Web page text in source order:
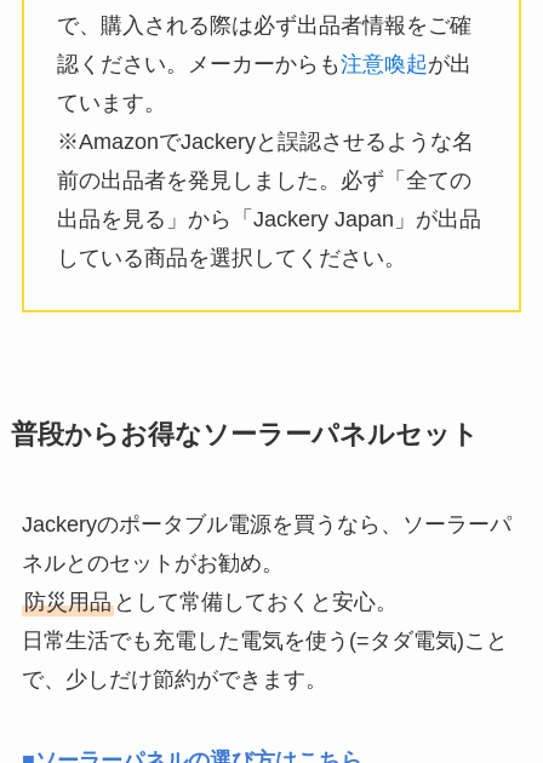
で、購入される際は必ず出品者情報をご確
認ください。メーカーからも注意喚起が出
ています。
※AmazonでJackeryと誤認させるような名
前の出品者を発見しました。必ず「全ての
出品を見る」から「Jackery Japan」が出品
している商品を選択してください。
普段からお得なソーラーパネルセット
Jackeryのポータブル電源を買うなら、ソーラーパ
ネルとのセットがお勧め。
防災用品として常備しておくと安心。
日常生活でも充電した電気を使う(=タダ電気)こと
で、少しだけ節約ができます。